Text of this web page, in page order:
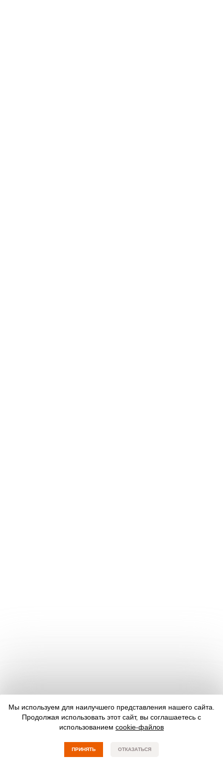
Мы используем для наилучшего представления нашего сайта.
Продолжая использовать этот сайт, вы соглашаетесь с
использованием cookie-файлов
ПРИНЯТЬ ОТКАЗАТЬСЯ